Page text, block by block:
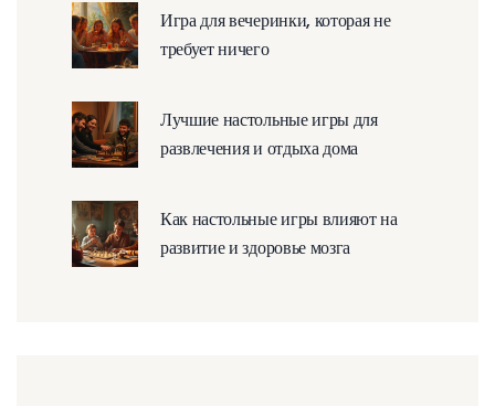
Игра для вечеринки, которая не
требует ничего
Лучшие настольные игры для
развлечения и отдыха дома
Как настольные игры влияют на
развитие и здоровье мозга